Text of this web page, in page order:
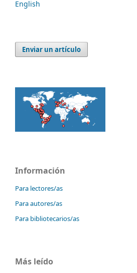
English
Enviar un artículo
Información
Para lectores/as
Para autores/as
Para bibliotecarios/as
Más leído